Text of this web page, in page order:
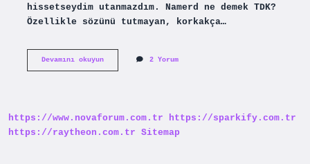
hissetseydim utanmazdım. Namerd ne demek TDK?
Özellikle sözünü tutmayan, korkakça…
Devamını okuyunNamer
2 Yorum
https://www.novaforum.com.tr
https://sparkify.com.tr
https://raytheon.com.tr Sitemap